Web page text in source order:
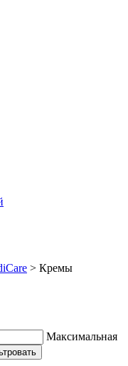
> Кремы
Максимальная